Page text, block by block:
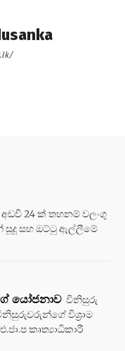
අඩවි 24 ක් තහනම් වලංගු
සූදු සහ ඔට්ටු ඇල්ලීමේ
යෝජනාව විනිසුරු
විශ්‍රාම
කෘත්‍යාධිකාරී